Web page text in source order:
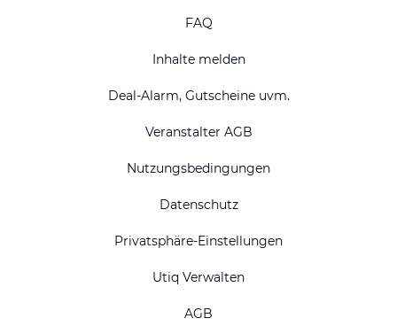
FAQ
Inhalte melden
Deal-Alarm, Gutscheine uvm.
Veranstalter AGB
Nutzungsbedingungen
Datenschutz
Privatsphäre-Einstellungen
Utiq Verwalten
AGB